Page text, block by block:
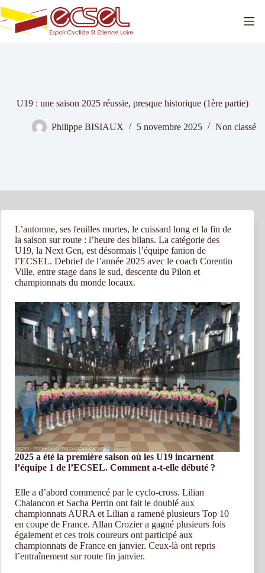
Passer
au
contenu
U19 : une saison 2025 réussie, presque historique (1ère partie)
Philippe BISIAUX 5 novembre 2025 Non classé
L’automne, ses feuilles mortes, le cuissard long et la fin de
la saison sur route : l’heure des bilans. La catégorie des
U19, la Next Gen, est désormais l’équipe fanion de
l’ECSEL. Debrief de l’année 2025 avec le coach Corentin
Ville, entre stage dans le sud, descente du Pilon et
championnats du monde locaux.
2025 a été la première saison où les U19 incarnent
l’équipe 1 de l’ECSEL. Comment a-t-elle débuté ?
Elle a d’abord commencé par le cyclo-cross. Lilian
Chalancon et Sacha Perrin ont fait le doublé aux
championnats AURA et Lilian a ramené plusieurs Top 10
en coupe de France. Allan Crozier a gagné plusieurs fois
également et ces trois coureurs ont participé aux
championnats de France en janvier. Ceux-là ont repris
l’entraînement sur route fin janvier.